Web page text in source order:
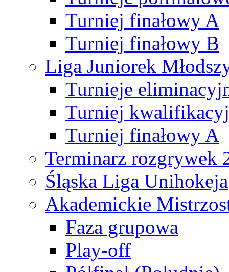
Turniej finałowy A
Turniej finałowy B
Liga Juniorek
Turnieje
Turniej
Turniej finałowy A
Terminarz rozgrywek
Śląska Liga Unihokeja
Akademickie
Faza grupowa
Play-off